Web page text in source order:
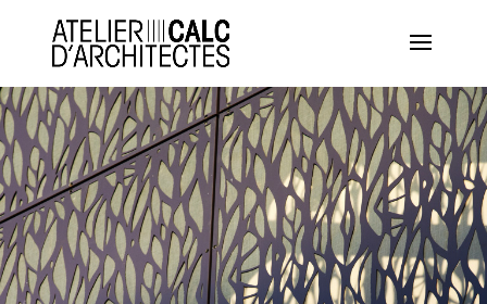
Panneau de gestion des cookies